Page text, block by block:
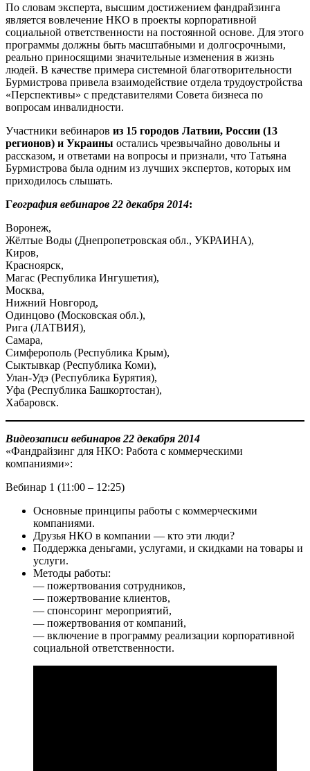
По словам эксперта, высшим достижением фандрайзинга
является вовлечение НКО в проекты корпоративной
социальной ответственности на постоянной основе. Для этого
программы должны быть масштабными и долгосрочными,
реально приносящими значительные изменения в жизнь
людей. В качестве примера системной благотворительности
Бурмистрова привела взаимодействие отдела трудоустройства
«Перспективы» с представителями Совета бизнеса по
вопросам инвалидности.
Участники вебинаров из 15 городов Латвии, России (13
регионов) и Украины остались чрезвычайно довольны и
рассказом, и ответами на вопросы и признали, что Татьяна
Бурмистрова была одним из лучших экспертов, которых им
приходилось слышать.
География вебинаров 22 декабря 2014:
Воронеж,
Жёлтые Воды (Днепропетровская обл., УКРАИНА),
Киров,
Красноярск,
Магас (Республика Ингушетия),
Москва,
Нижний Новгород,
Одинцово (Московская обл.),
Рига (ЛАТВИЯ),
Самара,
Симферополь (Республика Крым),
Сыктывкар (Республика Коми),
Улан-Удэ (Республика Бурятия),
Уфа (Республика Башкортостан),
Хабаровск.
Видеозаписи вебинаров 22 декабря 2014
«Фандрайзинг для НКО: Работа с коммерческими
компаниями»:
Вебинар 1 (11:00 – 12:25)
Основные принципы работы с коммерческими
компаниями.
Друзья НКО в компании — кто эти люди?
Поддержка деньгами, услугами, и скидками на товары и
услуги.
Методы работы:
— пожертвования сотрудников,
— пожертвование клиентов,
— спонсоринг мероприятий,
— пожертвования от компаний,
— включение в программу реализации корпоративной
социальной ответственности.